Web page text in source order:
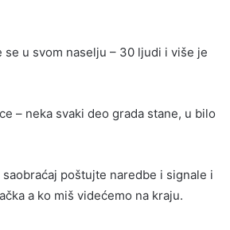
u svom naselju – 30 ljudi i više je
– neka svaki deo grada stane, u bilo
poštujte naredbe i signale i
a ko miš videćemo na kraju.